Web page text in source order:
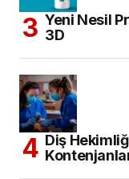
Yeni Nesil
3D
Diş